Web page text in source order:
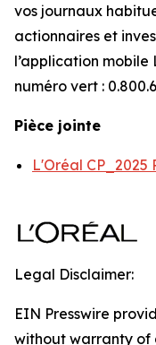
vos journaux
actionnaires et
l’application mobile
numéro vert :
Pièce jointe
L'Oréal CP_2025
Legal Disclaimer:
EIN Presswire
without warranty of